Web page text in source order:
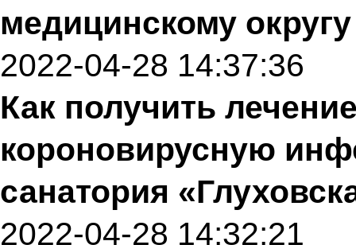
медицинскому округу
2022-04-28 14:37:36
Как получить
короновирусную
санатория
2022-04-28 14:32:21